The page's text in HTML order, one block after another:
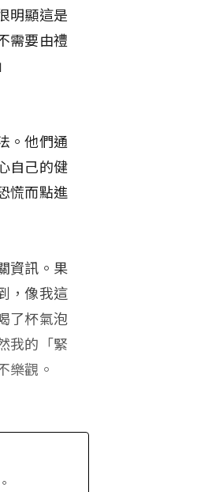
明顯這是
需要由禮
。他們通
自己的健
慌而點進
資訊。果
，像我這
了杯氣泡
我的「緊
樂觀。